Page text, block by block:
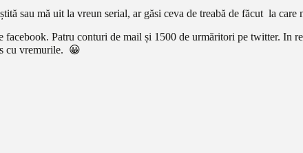
sau mă uit la vreun serial, ar găsi ceva de treabă de făcut la
Patru conturi de mail și 1500 de urmăritori pe twitter. In
cu vremurile. 😀